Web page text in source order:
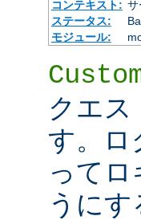
コンテキスト: サ
ステータス:
モジュール:
クエ
す。ロ
って
うに